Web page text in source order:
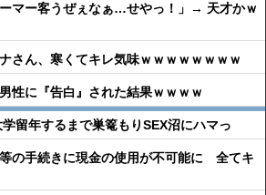
マー客うぜぇなぁ…せやっ！」→ 天才かｗ
さん、寒くてキレ気味ｗｗｗｗｗｗｗｗ
性に『告白』された結果ｗｗｗｗ
留年するまで巣篭もりSEX沼にハマっ
の手続きに現金の使用が不可能に 全てキ